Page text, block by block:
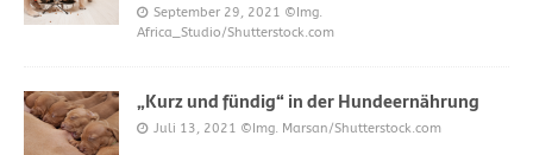
September 29, 2021 ©Img.
Africa_Studio/Shutterstock.com
„Kurz und fündig“ in der Hundeernährung
Juli 13, 2021 ©Img. Marsan/Shutterstock.com